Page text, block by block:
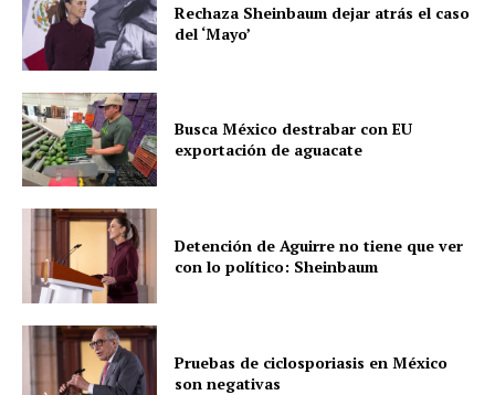
Rechaza Sheinbaum dejar atrás el caso
del ‘Mayo’
Busca México destrabar con EU
exportación de aguacate
Detención de Aguirre no tiene que ver
con lo político: Sheinbaum
Pruebas de ciclosporiasis en México
son negativas